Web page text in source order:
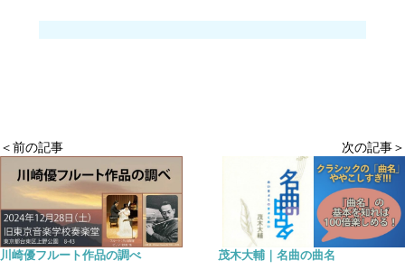
＜前の記事
川崎優フルート作品の調べ
次の記事＞
茂木大輔｜名曲の曲名